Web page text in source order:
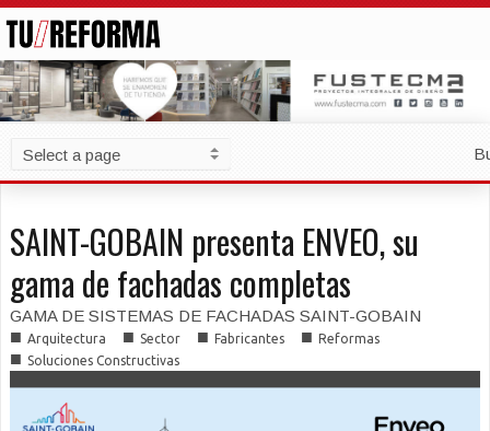
SAINT-GOBAIN presenta ENVEO, su
gama de fachadas completas
GAMA DE SISTEMAS DE FACHADAS SAINT-GOBAIN
■ Arquitectura ■ Sector ■ Fabricantes ■ Reformas
■ Soluciones Constructivas